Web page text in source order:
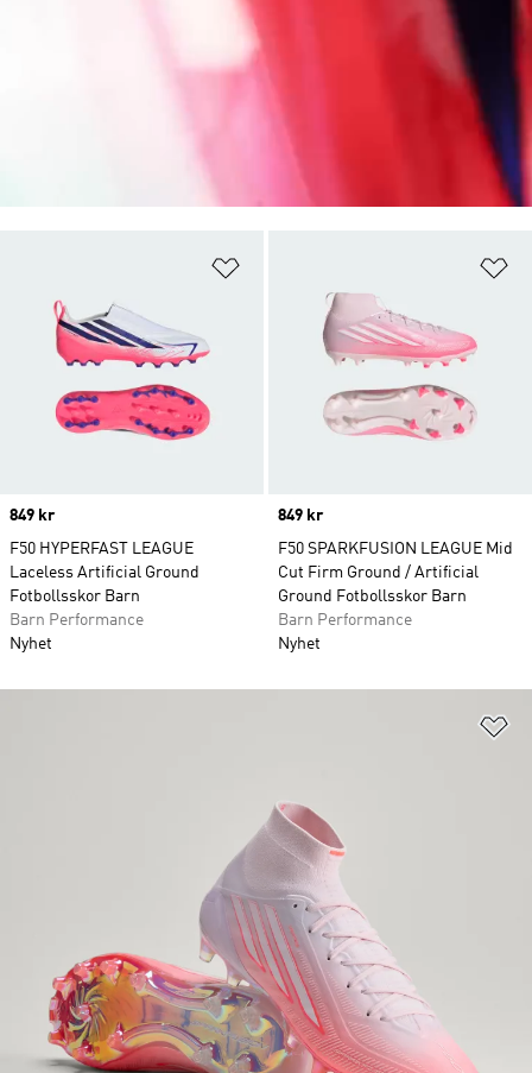
Price
849 kr
F50 HYPERFAST LEAGUE
Laceless Artificial Ground
Fotbollsskor Barn
Barn Performance
Nyhet
Price
849 kr
F50 SPARKFUSION LEAGUE Mid
Cut Firm Ground / Artificial
Ground Fotbollsskor Barn
Barn Performance
Nyhet